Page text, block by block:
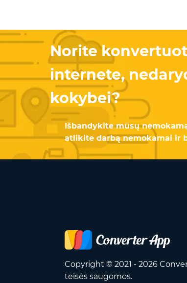
Norite
internete,
kokybei?
Išbandykite mūsų
atlikite darbą nemokamai ir
Copyright © 2021 - 2026
teisės saugomos.